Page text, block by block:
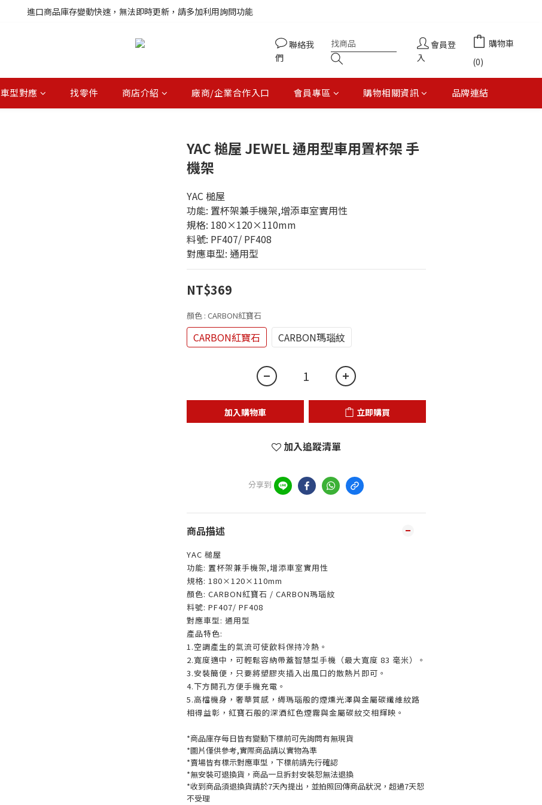
註冊就送購物金，歡迎加入享更多優惠
進口商品庫存變動快速，無法即時更新，請多加利用詢問功能
聯絡我
們
會員登
入
購物車
(0)
車型對應 找零件 商店介紹 廠商/企業合作入口 會員專區 購物相關資訊 品牌連結
YAC 槌屋 JEWEL 通用型車用置杯架 手
機架
YAC 槌屋
功能: 置杯架兼手機架,增添車室實用性
規格: 180×120×110mm
料號: PF407/ PF408
對應車型: 通用型
NT$369
顏色 : CARBON紅寶石
CARBON紅寶石 CARBON瑪瑙紋
加入購物車 立即購買
加入追蹤清單
分享到
商品描述
YAC 槌屋
功能: 置杯架兼手機架,增添車室實用性
規格: 180×120×110mm
顏色: CARBON紅寶石 / CARBON瑪瑙紋
料號: PF407/ PF408
對應車型: 通用型
產品特色:
1.空調產生的氣流可使飲料保持冷熱。
2.寬度適中，可輕鬆容納帶蓋智慧型手機（最大寬度 83 毫米）。
3.安裝簡便，只要將塑膠夾插入出風口的散熱片即可。
4.下方開孔方便手機充電。
5.高檔機身，奢華質感，縟瑪瑙般的煙燻光澤與金屬碳纖維紋路
相得益彰，紅寶石般的深酒紅色煙霧與金屬碳紋交相輝映。
*商品庫存每日皆有變動下標前可先詢問有無現貨
*圖片僅供參考,實際商品請以實物為準
*賣場皆有標示對應車型，下標前請先行確認
*無安裝可退換貨，商品一旦拆封安裝恕無法退換
*收到商品須退換貨請於7天內提出，並拍照回傳商品狀況，超過7天恕
不受理